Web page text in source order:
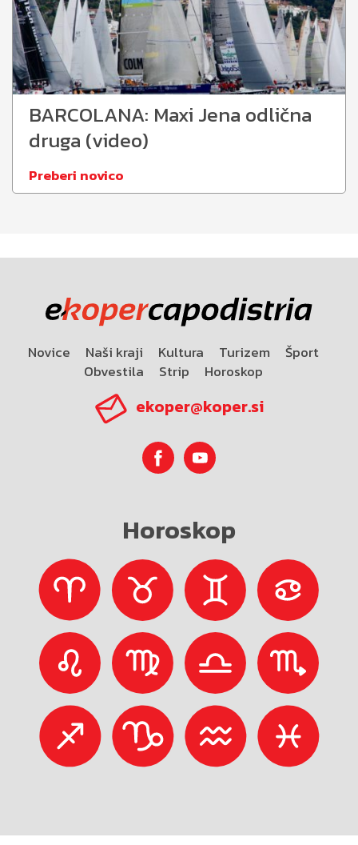
BARCOLANA: Maxi Jena odlična
druga (video)
Preberi novico
Novice Naši kraji Kultura Turizem
Šport
Obvestila
Strip Horoskop
ekoper@koper.si
Horoskop